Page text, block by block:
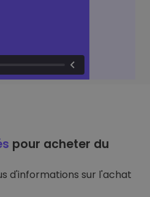
pour acheter du
d'informations sur l'achat